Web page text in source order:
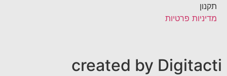
תקנון
מדיניות פרטיות
created by Digitacti